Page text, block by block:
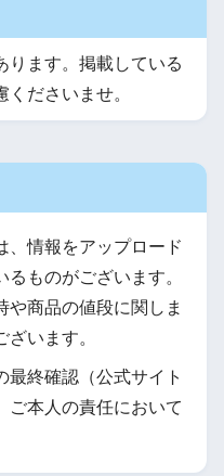
ります。掲載している
ださいませ。
、情報をアップロード
ものがございます。
や商品の値段に関しま
います。
最終確認（公式サイト
ご本人の責任において